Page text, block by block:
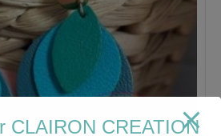
CLAIRON CREATION